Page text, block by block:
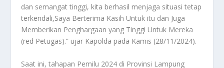
dan semangat tinggi, kita berhasil menjaga situasi tetap
terkendali,Saya Berterima Kasih Untuk itu dan Juga
Memberikan Penghargaan yang Tinggi Untuk Mereka
(red Petugas).” ujar Kapolda pada Kamis (28/11/2024).
Saat ini, tahapan Pemilu 2024 di Provinsi Lampung